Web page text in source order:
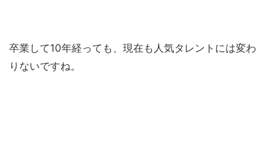
卒業して10年経っても、現在も人気タレントには変わ
りないですね。